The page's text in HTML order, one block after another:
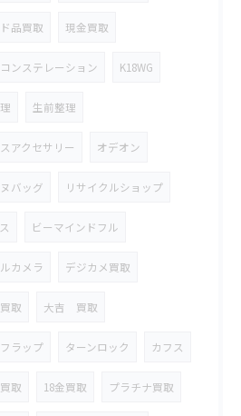
品買取 現金買取
ンステレーション K18WG
生前整理
アクセサリー オデオン
バッグ リサイクルショップ
ビーマインドフル
カメラ デジカメ買取
取 大吉 買取
ラップ ターンロック カフス
取 18金買取 プラチナ買取